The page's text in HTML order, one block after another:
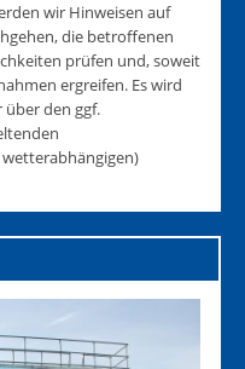
wir Hinweisen auf
die betroffenen
prüfen und, soweit
ergreifen. Es wird
den ggf.